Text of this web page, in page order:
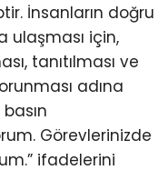
İnsanların doğru
ulaşması için,
tanıtılması ve
adına
Görevlerinizde
ifadelerini